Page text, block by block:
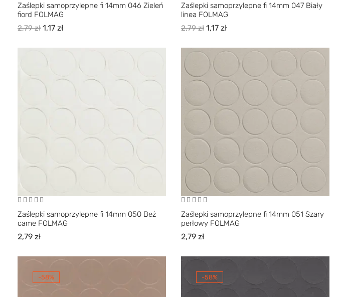
Zaślepki samoprzylepne fi 14mm 046 Zieleń
fiord FOLMAG
2,79zł 1,17 zł
Zaślepki samoprzylepne fi 14mm 047 Biały
linea FOLMAG
2,79zł 1,17 zł
Zaślepki samoprzylepne fi 14mm 050 Beż
came FOLMAG
2,79 zł
Zaślepki samoprzylepne fi 14mm 051 Szary
perłowy FOLMAG
2,79 zł
-58% -58%